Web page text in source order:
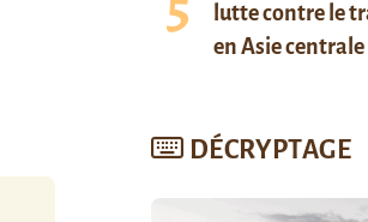
lutte contre le
en Asie centrale
DÉCRYPTAGE